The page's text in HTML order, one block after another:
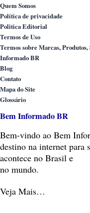
Quem Somos
Política de privacidade
Politica Editorial
Termos de Uso
Termos sobre Marcas,
Informado BR
Blog
Contato
Mapa do Site
Glossário
Bem Informado BR
Bem-vindo ao Bem
destino na internet para
acontece no Brasil e
no mundo.
Veja Mais…